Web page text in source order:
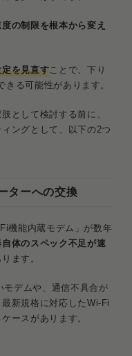
の制限を根本から変え
を見直すことで、下り
る可能性があります。
として検討する前に、
ングとして、以下の2つ
ターへの交換
機能内蔵モデム」が数年
体のスペック不足が速
ます。
デムや、通信不具合が
新規格に対応したWi-Fi
ースがあります。